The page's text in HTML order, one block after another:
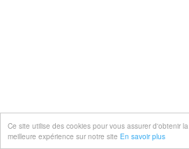
Ce site utilise des cookies pour vous assurer d'obtenir la
meilleure expérience sur notre site En savoir plus